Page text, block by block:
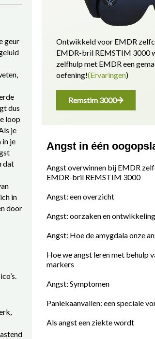
geur
dus
loop
je
je
dat
in
door
Ontwikkeld voor EMDR
EMDR-bril REMSTIM 3000
zelfhulp met EMDR een
oefening!(Ervaringen)
Remstim 3000
Angst in één
Angst overwinnen bij EMDR
EMDR-bril REMSTIM 3000
Angst: een overzicht
Angst: oorzaken en
Angst: Hoe de amygdala onze
Hoe we angst leren met behulp
markers
Angst: Symptomen
Paniekaanvallen: een speciale
Als angst een ziekte wordt